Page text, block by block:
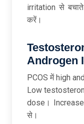
irritation से
करें।
Androgen
PCOS में high
Low
dose।
से।